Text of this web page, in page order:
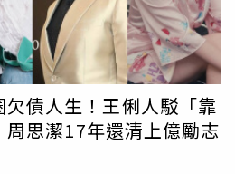
債人生！王俐人駁「靠
思潔17年還清上億勵志